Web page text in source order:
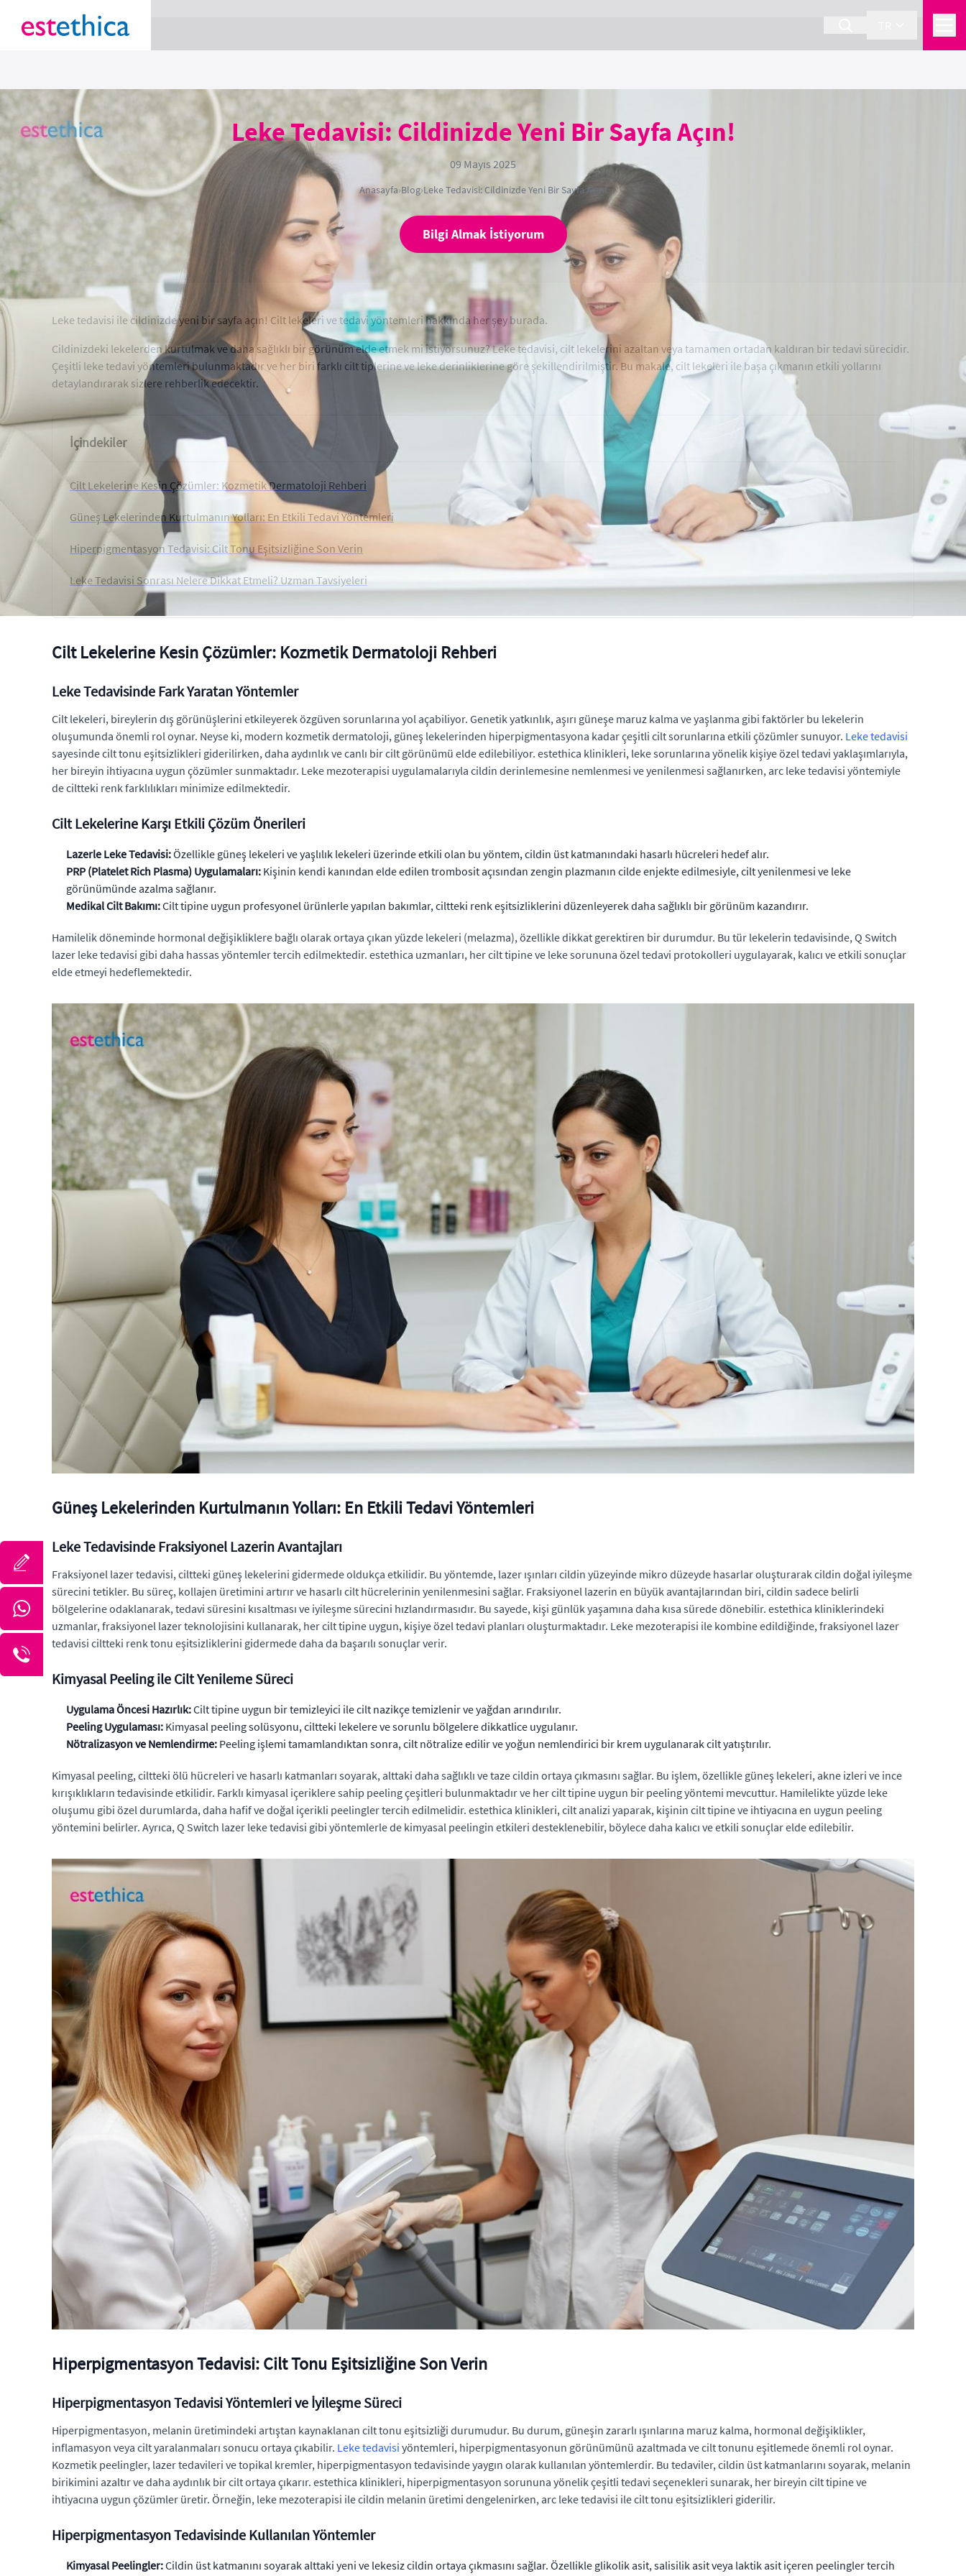
Leke Tedavisi: Cildinizde Yeni Bir Sayfa Açın!
09 Mayıs 2025
Anasayfa›Blog›Leke Tedavisi: Cildinizde Yeni Bir Sayfa Açın!
Bilgi Almak İstiyorum
Leke tedavisi ile cildinizde yeni bir sayfa açın! Cilt lekeleri ve tedavi yöntemleri hakkında her şey burada.
Cildinizdeki lekelerden kurtulmak ve daha sağlıklı bir görünüm elde etmek mi istiyorsunuz? Leke tedavisi, cilt lekelerini azaltan veya tamamen ortadan kaldıran bir tedavi sürecidir.
Çeşitli leke tedavi yöntemleri bulunmaktadır ve her biri farklı cilt tiplerine ve leke derinliklerine göre şekillendirilmiştir. Bu makale, cilt lekeleri ile başa çıkmanın etkili yollarını
detaylandırarak sizlere rehberlik edecektir.
İçindekiler
Cilt Lekelerine Kesin Çözümler: Kozmetik Dermatoloji Rehberi
Güneş Lekelerinden Kurtulmanın Yolları: En Etkili Tedavi Yöntemleri
Hiperpigmentasyon Tedavisi: Cilt Tonu Eşitsizliğine Son Verin
Leke Tedavisi Sonrası Nelere Dikkat Etmeli? Uzman Tavsiyeleri
Cilt Lekelerine Kesin Çözümler: Kozmetik Dermatoloji Rehberi
Leke Tedavisinde Fark Yaratan Yöntemler
Cilt lekeleri, bireylerin dış görünüşlerini etkileyerek özgüven sorunlarına yol açabiliyor. Genetik yatkınlık, aşırı güneşe maruz kalma ve yaşlanma gibi faktörler bu lekelerin
oluşumunda önemli rol oynar. Neyse ki, modern kozmetik dermatoloji, güneş lekelerinden hiperpigmentasyona kadar çeşitli cilt sorunlarına etkili çözümler sunuyor. Leke tedavisi
sayesinde cilt tonu eşitsizlikleri giderilirken, daha aydınlık ve canlı bir cilt görünümü elde edilebiliyor. estethica klinikleri, leke sorunlarına yönelik kişiye özel tedavi yaklaşımlarıyla,
her bireyin ihtiyacına uygun çözümler sunmaktadır. Leke mezoterapisi uygulamalarıyla cildin derinlemesine nemlenmesi ve yenilenmesi sağlanırken, arc leke tedavisi yöntemiyle
de ciltteki renk farklılıkları minimize edilmektedir.
Cilt Lekelerine Karşı Etkili Çözüm Önerileri
Lazerle Leke Tedavisi:Özellikle güneş lekeleri ve yaşlılık lekeleri üzerinde etkili olan bu yöntem, cildin üst katmanındaki hasarlı hücreleri hedef alır.
PRP (Platelet Rich Plasma) Uygulamaları: Kişinin kendi kanından elde edilen trombosit açısından zengin plazmanın cilde enjekte edilmesiyle, cilt yenilenmesi ve leke
görünümünde azalma sağlanır.
Medikal Cilt Bakımı:Cilt tipine uygun profesyonel ürünlerle yapılan bakımlar, ciltteki renk eşitsizliklerini düzenleyerek daha sağlıklı bir görünüm kazandırır.
Hamilelik döneminde hormonal değişikliklere bağlı olarak ortaya çıkan yüzde lekeleri (melazma), özellikle dikkat gerektiren bir durumdur. Bu tür lekelerin tedavisinde, Q Switch
lazer leke tedavisi gibi daha hassas yöntemler tercih edilmektedir. estethica uzmanları, her cilt tipine ve leke sorununa özel tedavi protokolleri uygulayarak, kalıcı ve etkili sonuçlar
elde etmeyi hedeflemektedir.
Güneş Lekelerinden Kurtulmanın Yolları: En Etkili Tedavi Yöntemleri
Leke Tedavisinde Fraksiyonel Lazerin Avantajları
Fraksiyonel lazer tedavisi, ciltteki güneş lekelerini gidermede oldukça etkilidir. Bu yöntemde, lazer ışınları cildin yüzeyinde mikro düzeyde hasarlar oluşturarak cildin doğal iyileşme
sürecini tetikler. Bu süreç, kollajen üretimini artırır ve hasarlı cilt hücrelerinin yenilenmesini sağlar. Fraksiyonel lazerin en büyük avantajlarından biri, cildin sadece belirli
bölgelerine odaklanarak, tedavi süresini kısaltması ve iyileşme sürecini hızlandırmasıdır. Bu sayede, kişi günlük yaşamına daha kısa sürede dönebilir. estethica kliniklerindeki
uzmanlar, fraksiyonel lazer teknolojisini kullanarak, her cilt tipine uygun, kişiye özel tedavi planları oluşturmaktadır. Leke mezoterapisi ile kombine edildiğinde, fraksiyonel lazer
tedavisi ciltteki renk tonu eşitsizliklerini gidermede daha da başarılı sonuçlar verir.
Kimyasal Peeling ile Cilt Yenileme Süreci
Uygulama Öncesi Hazırlık:Cilt tipine uygun bir temizleyici ile cilt nazikçe temizlenir ve yağdan arındırılır.
Peeling Uygulaması: Kimyasal peeling solüsyonu, ciltteki lekelere ve sorunlu bölgelere dikkatlice uygulanır.
Nötralizasyon ve Nemlendirme: Peeling işlemi tamamlandıktan sonra, cilt nötralize edilir ve yoğun nemlendirici bir krem uygulanarak cilt yatıştırılır.
Kimyasal peeling, ciltteki ölü hücreleri ve hasarlı katmanları soyarak, alttaki daha sağlıklı ve taze cildin ortaya çıkmasını sağlar. Bu işlem, özellikle güneş lekeleri, akne izleri ve ince
kırışıklıkların tedavisinde etkilidir. Farklı kimyasal içeriklere sahip peeling çeşitleri bulunmaktadır ve her cilt tipine uygun bir peeling yöntemi mevcuttur. Hamilelikte yüzde leke
oluşumu gibi özel durumlarda, daha hafif ve doğal içerikli peelingler tercih edilmelidir. estethica klinikleri, cilt analizi yaparak, kişinin cilt tipine ve ihtiyacına en uygun peeling
yöntemini belirler. Ayrıca, Q Switch lazer leke tedavisi gibi yöntemlerle de kimyasal peelingin etkileri desteklenebilir, böylece daha kalıcı ve etkili sonuçlar elde edilebilir.
Hiperpigmentasyon Tedavisi: Cilt Tonu Eşitsizliğine Son Verin
Hiperpigmentasyon Tedavisi Yöntemleri ve İyileşme Süreci
Hiperpigmentasyon, melanin üretimindeki artıştan kaynaklanan cilt tonu eşitsizliği durumudur. Bu durum, güneşin zararlı ışınlarına maruz kalma, hormonal değişiklikler,
inflamasyon veya cilt yaralanmaları sonucu ortaya çıkabilir. Leke tedavisi yöntemleri, hiperpigmentasyonun görünümünü azaltmada ve cilt tonunu eşitlemede önemli rol oynar.
Kozmetik peelingler, lazer tedavileri ve topikal kremler, hiperpigmentasyon tedavisinde yaygın olarak kullanılan yöntemlerdir. Bu tedaviler, cildin üst katmanlarını soyarak, melanin
birikimini azaltır ve daha aydınlık bir cilt ortaya çıkarır. estethica klinikleri, hiperpigmentasyon sorununa yönelik çeşitli tedavi seçenekleri sunarak, her bireyin cilt tipine ve
ihtiyacına uygun çözümler üretir. Örneğin, leke mezoterapisi ile cildin melanin üretimi dengelenirken, arc leke tedavisi ile cilt tonu eşitsizlikleri giderilir.
Hiperpigmentasyon Tedavisinde Kullanılan Yöntemler
Kimyasal Peelingler:Cildin üst katmanını soyarak alttaki yeni ve lekesiz cildin ortaya çıkmasını sağlar. Özellikle glikolik asit, salisilik asit veya laktik asit içeren peelingler tercih